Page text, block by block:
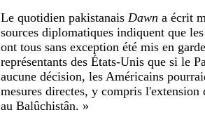
Le quotidien pakistanais Dawn a écrit
sources diplomatiques indiquent que
ont tous sans exception été mis en
représentants des États-Unis que si le
aucune décision, les Américains
mesures directes, y compris l'extension
au Balûchistân. »